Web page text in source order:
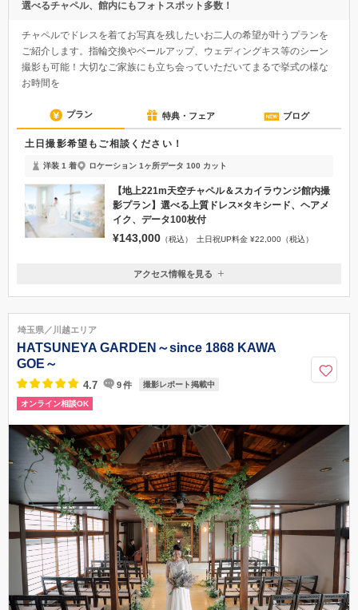
選べるチャペル、館内にもフォトスポット多数！
チャペルでドレスを着てお写真を残したいお二人の希望が叶うプランを
ご紹介します。指輪交換やベールアップ、ウェディングキス等のシーン
撮影も可能！大切なご家族にも立ち会っていただいてまるで挙式の様な
お時間を
プラン 特典・フェア ブログ
土日撮影希望もご相談ください！
洋装 1 着 ロケーション 1ヶ所データ 100 カット
【地上221m天空チャペル＆スカイラウンジ館内撮
影プラン】選べる上質ドレス×タキシード、ヘアメ
イク、データ100枚付
¥143,000 （税込） 土日祝UP料金 ¥22,000（税込）
東京都中央区明石町8-1 聖路加ガーデン47F
分、東京メトロ各線銀座駅より徒歩15分
03-6264-2902
アクセス情報を見る
埼玉県／川越エリア
HATSUNEYA GARDEN～since 1868 KAWA
GOE～
4.7 9件 撮影レポート掲載中
オンライン相談OK